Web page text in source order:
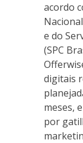
acordo
e do
(SPC
digitais
meses,
por